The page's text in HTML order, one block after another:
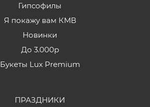
Гипсофилы
Я покажу вам КМВ
Новинки
До 3.000р
Букеты Lux Premium
ПРАЗДНИКИ